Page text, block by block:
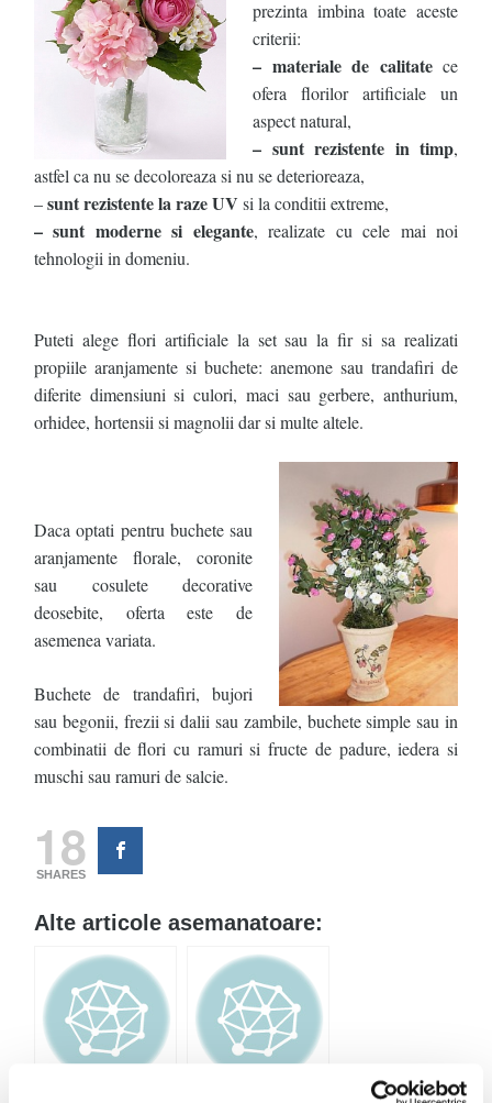
prezinta imbina toate aceste
criterii:
– materiale de calitatece
ofera florilor artificiale un
aspect natural,
– sunt rezistente in timp,
astfel ca nu se decoloreaza si nu se deterioreaza,
–sunt rezistente la raze UV si la conditii extreme,
– sunt moderne si elegante, realizate cu cele mai noi
tehnologii in domeniu.
Puteti alege flori artificiale la set sau la fir si sa realizati
propiile aranjamente si buchete: anemone sau trandafiri de
diferite dimensiuni si culori, maci sau gerbere, anthurium,
orhidee, hortensii si magnolii dar si multe altele.
Daca optati pentru buchete sau
aranjamente florale, coronite
sau cosulete decorative
deosebite, oferta este de
asemenea variata.
Buchete de trandafiri, bujori
sau begonii, frezii si dalii sau zambile, buchete simple sau in
combinatii de flori cu ramuri si fructe de padure, iedera si
muschi sau ramuri de salcie.
18
SHARES
Alte articole asemanatoare: